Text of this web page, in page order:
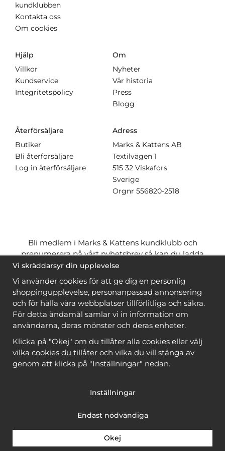
kundklubben
Kontakta oss
Om cookies
Hjälp
Villkor
Kundservice
Integritetspolicy
Om
Nyheter
Vår historia
Press
Blogg
Återförsäljare
Butiker
Bli återförsäljare
Log in återförsäljare
Adress
Marks & Kattens AB
Textilvägen 1
515 32 Viskafors
Sverige
Orgnr 556820-2518
Bli medlem i Marks & Kattens kundklubb och
prenumerera på vårt nyhetsbrev så kan du ladda
ner många mönstergratisoch få många
när du handlar garn till mönstret. Du ser vilka som
ärgratis när du ärinloggad.
Bli medlem
Copyright © 2026, Marks & Kattens AB
Vi skräddarsyr din upplevelse
Vi använder cookies för att ge dig en personlig
shoppingupplevelse, personanpassad annonsering
och för hålla våra webbplatser tillförlitliga och säkra.
För detta ändamål samlar vi in information om
användarna, deras mönster och deras enheter.
Klicka på "Okej" om du tillåter alla cookies eller välj
vilka cookies du tillåter och vilka du vill stänga av
genom att klicka på "Inställningar" nedan.
Inställningar
Endast nödvändiga
Okej